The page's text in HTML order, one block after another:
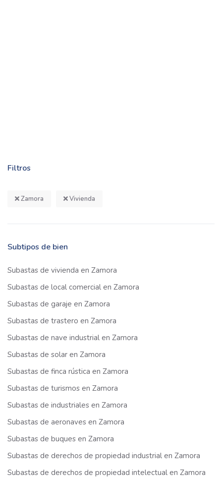
Filtros
Zamora Vivienda
Subtipos de bien
Subastas de vivienda en Zamora
Subastas de local comercial en Zamora
Subastas de garaje en Zamora
Subastas de trastero en Zamora
Subastas de nave industrial en Zamora
Subastas de solar en Zamora
Subastas de finca rústica en Zamora
Subastas de turismos en Zamora
Subastas de industriales en Zamora
Subastas de aeronaves en Zamora
Subastas de buques en Zamora
Subastas de derechos de propiedad industrial en Zamora
Subastas de derechos de propiedad intelectual en Zamora